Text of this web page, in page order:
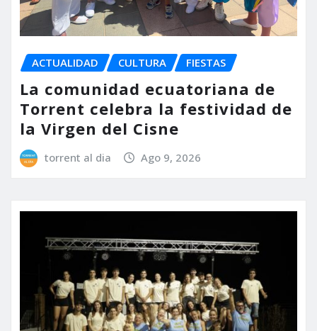
ACTUALIDAD CULTURA FIESTAS
La comunidad ecuatoriana de
Torrent celebra la festividad de
la Virgen del Cisne
torrent al dia Ago 9, 2026